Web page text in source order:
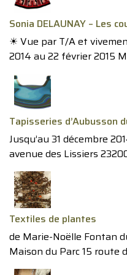
Sonia DELAUNAY – Les
☀︎ Vue par T/A et
2014 au 22 février 2015
Tapisseries d’Aubusson
Jusqu’au 31 décembre
avenue des Lissiers
Textiles de plantes
de Marie-Noëlle Fontan
Maison du Parc 15 route